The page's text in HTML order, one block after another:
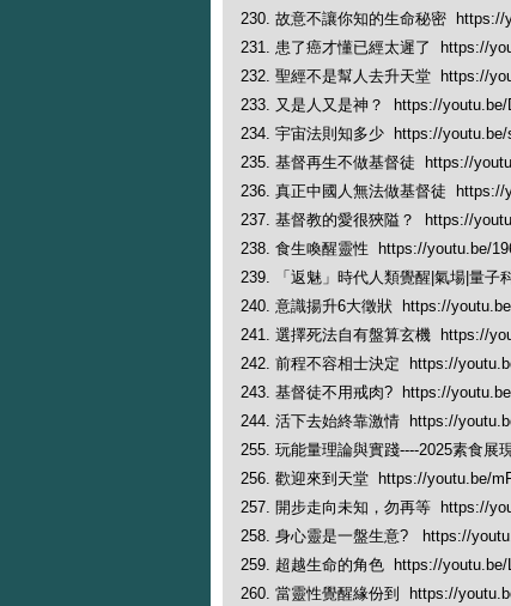
230. 故意不讓你知的生命秘密 https://
231. 患了癌才懂已經太遲了 https://
232. 聖經不是幫人去升天堂 https://
233. 又是人又是神？ https://youtu.be/
234. 宇宙法則知多少 https://youtu.be/
235. 基督再生不做基督徒 https://
236. 真正中國人無法做基督徒 https://
237. 基督教的愛很狹隘？ https://
238. 食生喚醒靈性 https://youtu.be/
239. 「返魅」時代人類覺醒|氣場|量
240. 意識揚升6大徵狀 https://
241. 選擇死法自有盤算玄機 https://
242. 前程不容相士決定 https://
243. 基督徒不用戒肉? https://
244. 活下去始終靠激情 https://
255. 玩能量理論與實踐----2025素食
256. 歡迎來到天堂 https://youtu.be/
257. 開步走向未知，勿再等 https://
258. 身心靈是一盤生意? https://
259. 超越生命的角色 https://youtu.be/
260. 當靈性覺醒緣份到 https://